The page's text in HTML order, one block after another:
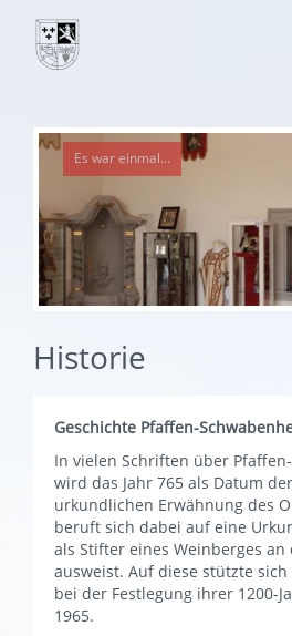
Nachrichten
Leben
Verwaltung
Tourismus
Gemeinden
Es war einmal...
Historie
Geschichte Pfaffen-
In vielen Schriften über
wird das Jahr 765 als Datum
urkundlichen Erwähnung des
beruft sich dabei auf eine
als Stifter eines Weinberges an
ausweist. Auf diese stützte
bei der Festlegung ihrer 1200-
1965.